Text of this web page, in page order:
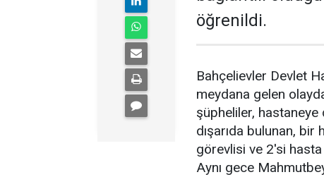
öğrenildi.
Bahçelievler Devlet
meydana gelen
şüpheliler, hastaneye
dışarıda bulunan,
görevlisi ve 2'si hasta
Aynı gece